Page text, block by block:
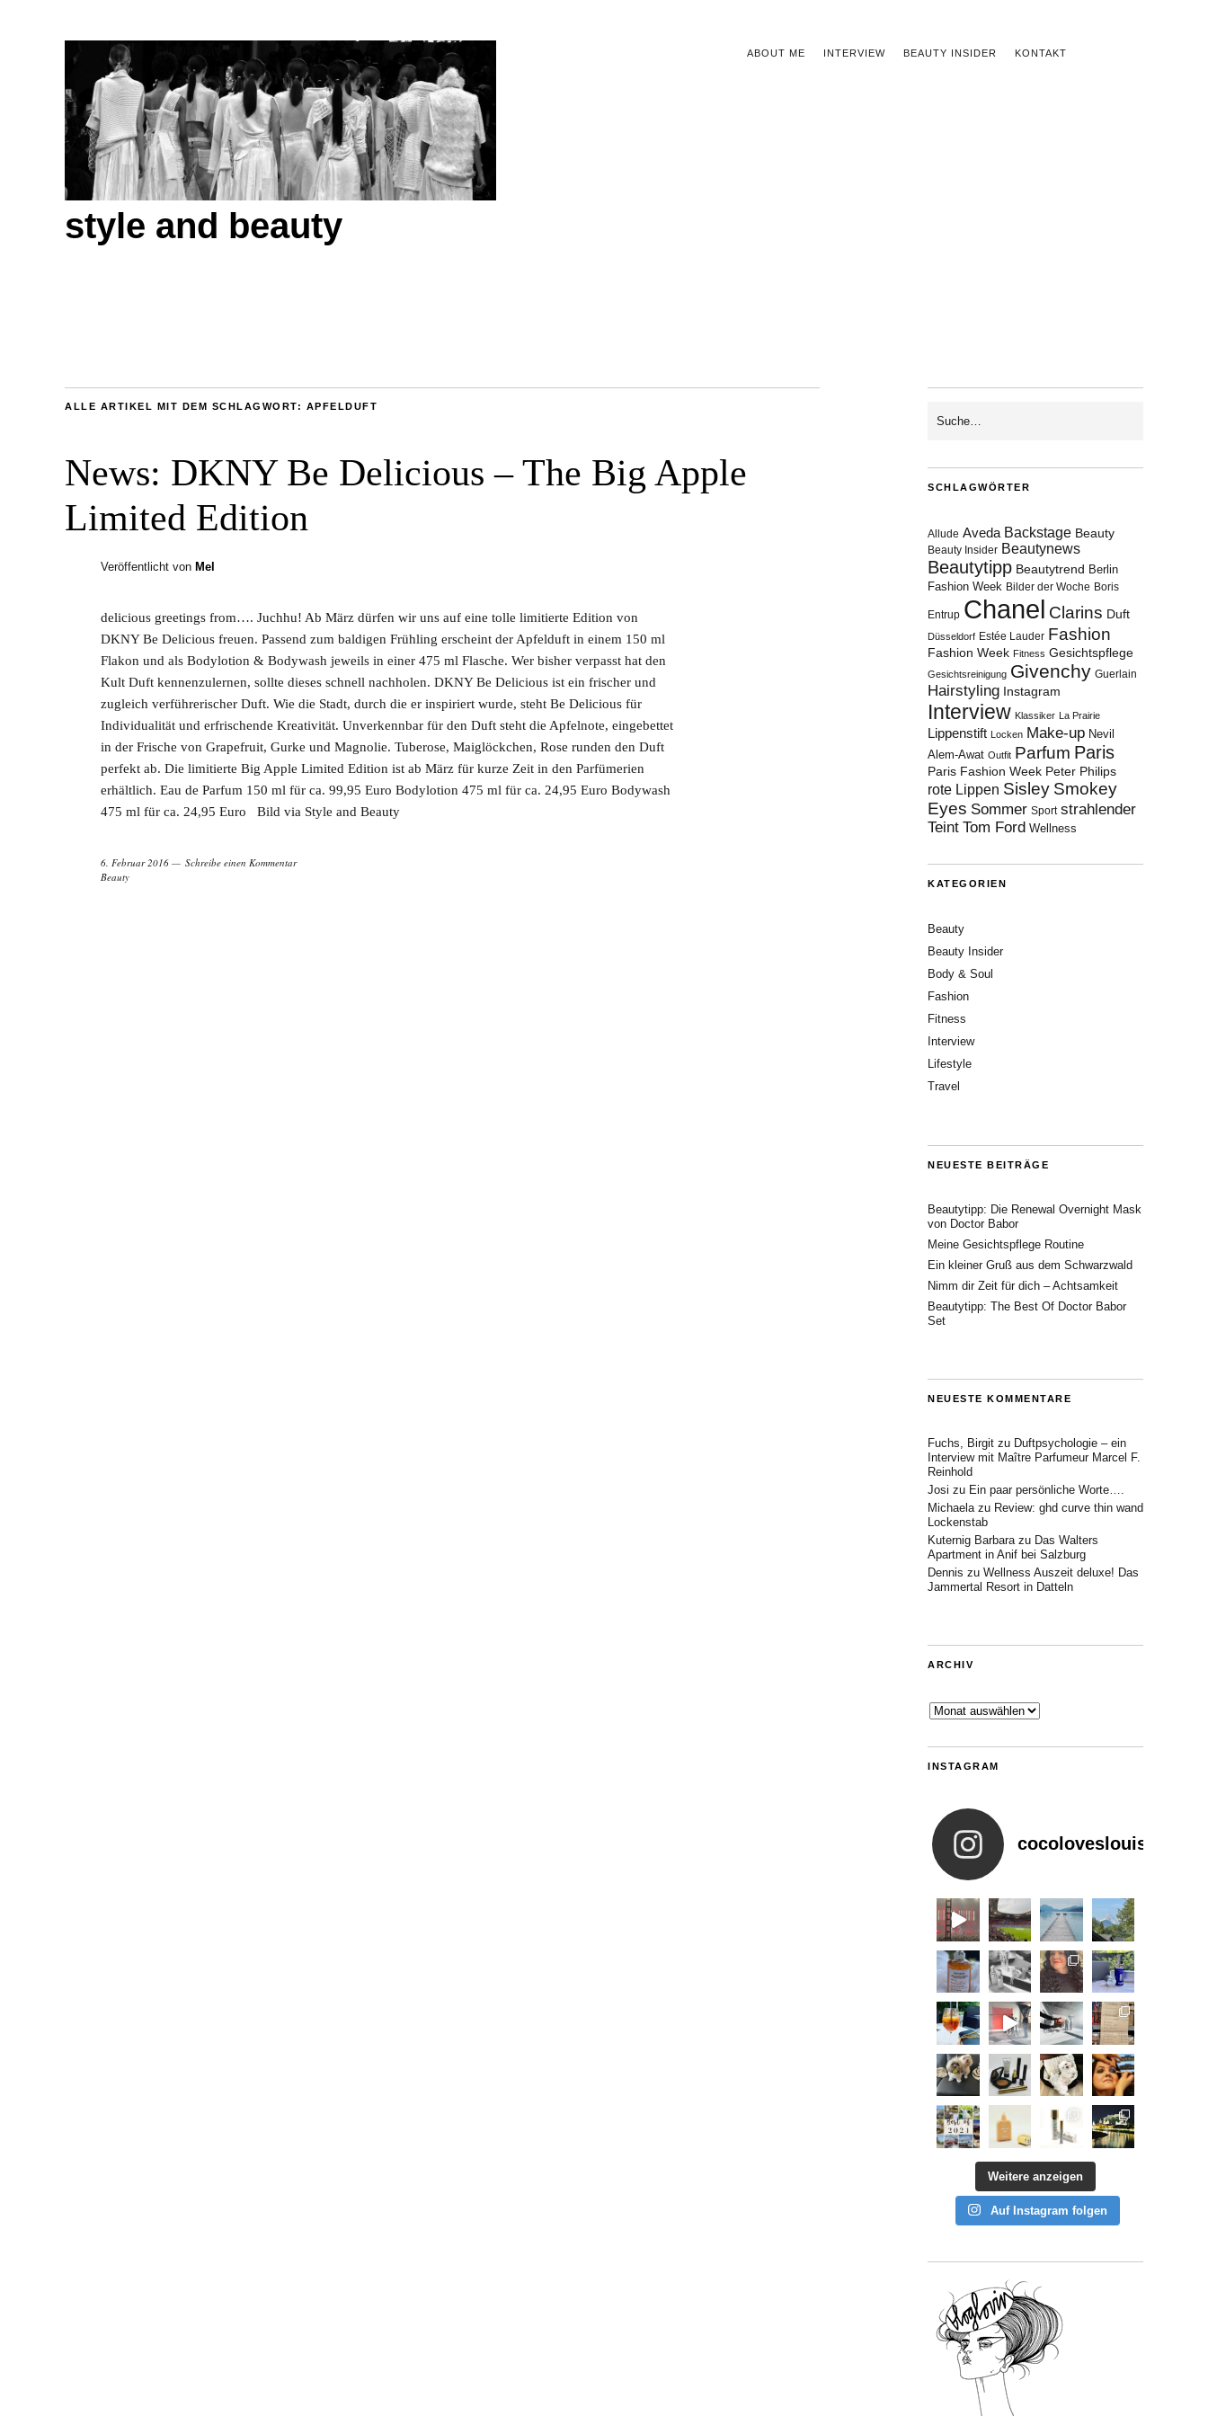
ABOUT ME INTERVIEW BEAUTY INSIDER KONTAKT
style and beauty
ALLE ARTIKEL MIT DEM SCHLAGWORT: APFELDUFT
News: DKNY Be Delicious – The Big Apple
Limited Edition
Veröffentlicht von Mel
delicious greetings from…. Juchhu! Ab März dürfen wir uns auf eine tolle limitierte Edition von
DKNY Be Delicious freuen. Passend zum baldigen Frühling erscheint der Apfelduft in einem 150 ml
Flakon und als Bodylotion & Bodywash jeweils in einer 475 ml Flasche. Wer bisher verpasst hat den
Kult Duft kennenzulernen, sollte dieses schnell nachholen. DKNY Be Delicious ist ein frischer und
zugleich verführerischer Duft. Wie die Stadt, durch die er inspiriert wurde, steht Be Delicious für
Individualität und erfrischende Kreativität. Unverkennbar für den Duft steht die Apfelnote, eingebettet
in der Frische von Grapefruit, Gurke und Magnolie. Tuberose, Maiglöckchen, Rose runden den Duft
perfekt ab. Die limitierte Big Apple Limited Edition ist ab März für kurze Zeit in den Parfümerien
erhältlich. Eau de Parfum 150 ml für ca. 99,95 Euro Bodylotion 475 ml für ca. 24,95 Euro Bodywash
475 ml für ca. 24,95 Euro Bild via Style and Beauty
6. Februar 2016
Schreibe einen Kommentar
Beauty
SCHLAGWÖRTER
Allude Aveda Backstage Beauty
Beauty Insider Beautynews
Beautytipp Beautytrend Berlin
Fashion Week Bilder der Woche Boris
Entrup Chanel Clarins Duft
Düsseldorf Estée Lauder Fashion
Fashion Week Fitness Gesichtspflege
Gesichtsreinigung Givenchy Guerlain
Hairstyling Instagram
Interview Klassiker La Prairie
Lippenstift Locken Make-up Nevil
Alem-Awat Outfit Parfum Paris
Paris Fashion Week Peter Philips
rote Lippen Sisley Smokey
Eyes Sommer Sport strahlender
Teint Tom Ford Wellness
KATEGORIEN
Beauty
Beauty Insider
Body & Soul
Fashion
Fitness
Interview
Lifestyle
Travel
NEUESTE BEITRÄGE
Beautytipp: Die Renewal Overnight Mask
von Doctor Babor
Meine Gesichtspflege Routine
Ein kleiner Gruß aus dem Schwarzwald
Nimm dir Zeit für dich – Achtsamkeit
Beautytipp: The Best Of Doctor Babor
Set
NEUESTE KOMMENTARE
Fuchs, Birgit zu Duftpsychologie – ein
Interview mit Maître Parfumeur Marcel F.
Reinhold
Josi zu Ein paar persönliche Worte….
Michaelazu Review: ghd curve thin wand
Lockenstab
Kuternig Barbarazu Das Walters
Apartment in Anif bei Salzburg
Dennis zu Wellness Auszeit deluxe! Das
Jammertal Resort in Datteln
ARCHIV
Archiv
INSTAGRAM
cocoloveslouis
Weitere anzeigen
Auf Instagram folgen